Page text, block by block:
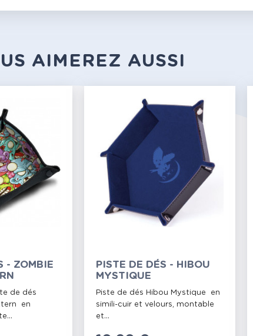
AIMEREZ AUSSI
- ZOMBIE
de dés
en
PISTE DE DÉS - HIBOU
MYSTIQUE
Piste de dés Hibou Mystique en
simili-cuir et velours, montable
et...